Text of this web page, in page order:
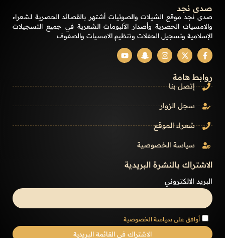
صدى نجد
صدى نجد موقع الشيلات والصوتيات أشتهر بالقصائد الحصرية لشعراء
والامسيات الحصرية وأصدار الألبومات الشعرية في جميع التسجيلات
الإسلامية وتسجيل الحفلات وتنظيم الامسيات والصفوف
روابط هامة
إتصل بنا
سجل الزوار
شعراء الموقع
سياسة الخصوصية
الاشتراك بالنشرة البريدية
البريد الالكتروني
أوافق على سياسة الخصوصية